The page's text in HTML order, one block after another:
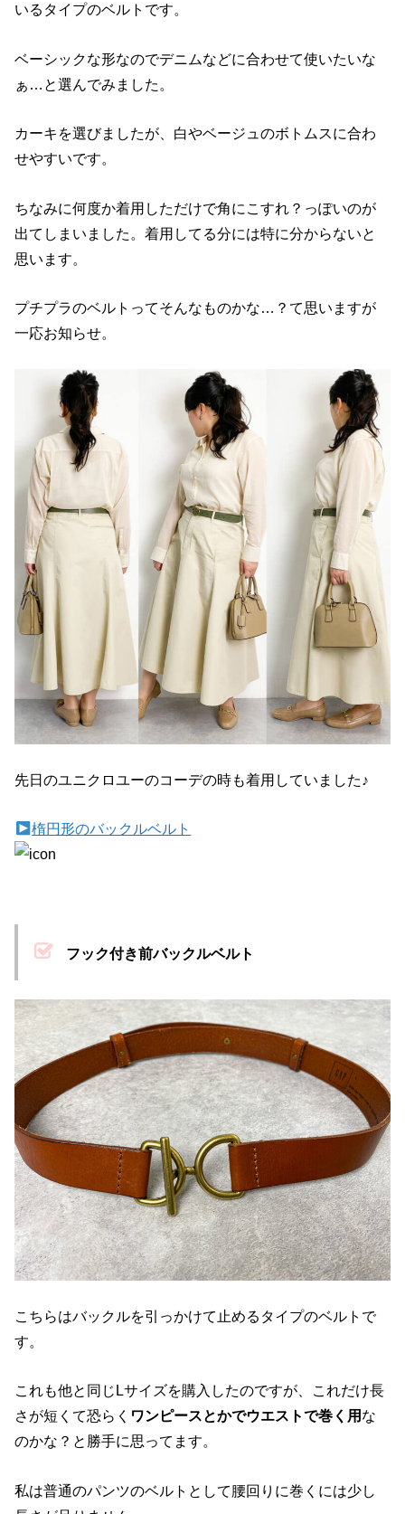
いるタイプのベルトです。
ベーシックな形なのでデニムなどに合わせて使いたいな
ぁ…と選んでみました。
カーキを選びましたが、白やベージュのボトムスに合わ
せやすいです。
ちなみに何度か着用しただけで角にこすれ？っぽいのが
出てしまいました。着用してる分には特に分からないと
思います。
プチプラのベルトってそんなものかな…？て思いますが
一応お知らせ。
先日のユニクロユーのコーデの時も着用していました♪
楕円形のバックルベルト
フック付き前バックルベルト
こちらはバックルを引っかけて止めるタイプのベルトで
す。
これも他と同じLサイズを購入したのですが、これだけ長
さが短くて恐らく ワンピースとかでウエストで巻く用 な
のかな？と勝手に思ってます。
私は普通のパンツのベルトとして腰回りに巻くには少し